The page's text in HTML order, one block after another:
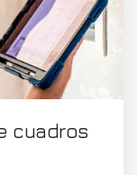
cuadros